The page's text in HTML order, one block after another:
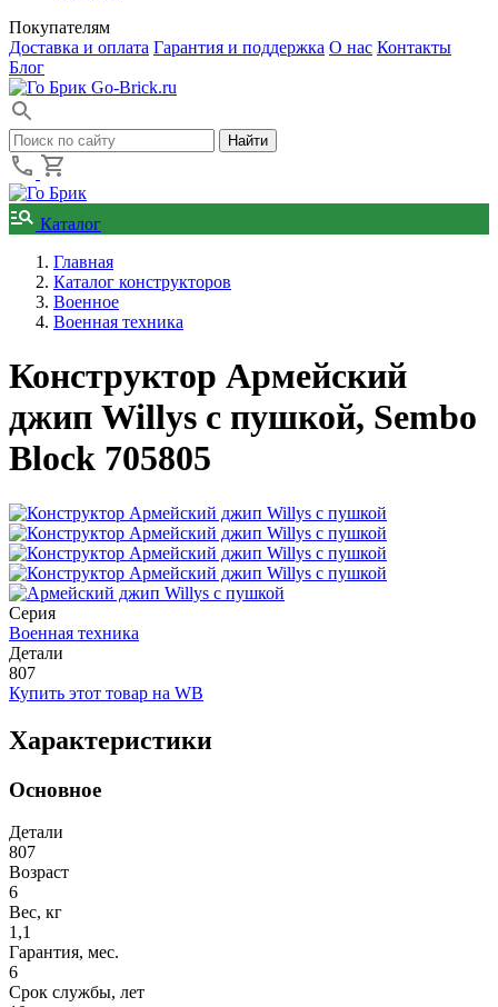
Покупателям
Доставка и оплата Гарантия и поддержка О нас Контакты
Блог
Go-Brick.ru
Каталог
Главная
Каталог конструкторов
Военное
Военная техника
Конструктор Армейский
джип Willys с пушкой, Sembo
Block 705805
Серия
Военная техника
Детали
807
Купить этот товар на WB
Характеристики
Основное
Детали
807
Возраст
6
Вес, кг
1,1
Гарантия, мес.
6
Срок службы, лет